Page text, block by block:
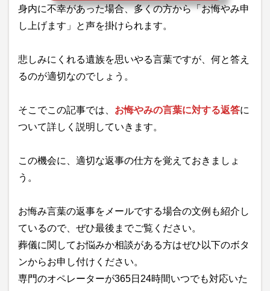
身内に不幸があった場合、多くの方から「お悔やみ申
し上げます」と声を掛けられます。
悲しみにくれる遺族を思いやる言葉ですが、何と答え
るのが適切なのでしょう。
そこでこの記事では、 お悔やみの言葉に対する返答に
ついて詳しく説明していきます。
この機会に、適切な返事の仕方を覚えておきましょ
う。
お悔み言葉の返事をメールでする場合の文例も紹介し
ているので、ぜひ最後までご覧ください。
葬儀に関してお悩みか相談がある方はぜひ以下のボタ
ンからお申し付けください。
専門のオペレーターが365日24時間いつでも対応いた